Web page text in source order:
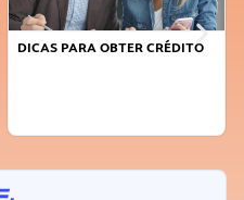
PARA OBTER CRÉDITO